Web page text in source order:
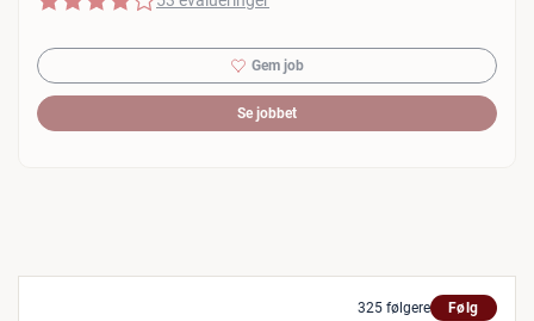
Gem job
Se jobbet
325 følgere Følg